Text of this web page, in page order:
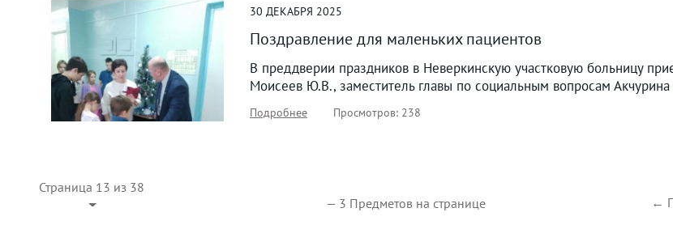
30 ДЕКАБРЯ 2025
Поздравление для маленьких пациентов
В преддверии праздников в Неверкинскую участковую больницу
Моисеев Ю.В., заместитель главы по социальным вопросам
Подробнее Просмотров: 238
Страница 13 из 38
— 3 Предметов на странице
←